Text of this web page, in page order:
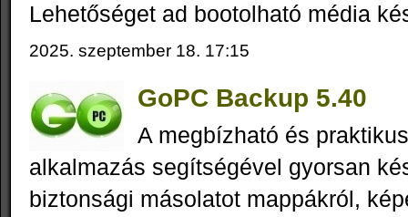
Lehetőséget ad bootolható média
2025. szeptember 18. 17:15
GoPC Backup 5.40
A megbízható és
alkalmazás segítségével gyorsan
biztonsági másolatot mappákról,